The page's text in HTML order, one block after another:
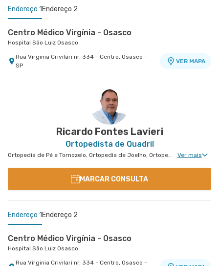
Endereço 1 Endereço 2
Centro Médico Virgínia - Osasco
Hospital São Luiz Osasco
Rua Virginia Crivilari nr. 334 - Centro, Osasco -
SP
VER MAPA
Rua Carlos Maria Auricchio nr. 70 - Jardim
Aquarius, Sao Jose Dos Campos - SP
Ricardo Fontes Lavieri
Ortopedista de Quadril
Ortopedia de Pé e Tornozelo, Ortopedia de Joelho, Ortopedia Geral, Ortopedia Tratamento de Mieloma Múltiplo, Cirurgia de Punho, Ortopedia Oncológica, Ortopedia de Punho, Ortopedia de Cotovelo, Cirurgia de Cotovelo, Cirurgia de Quadril, Cirurgia de Pé e Tornozelo Ver mais
MARCAR CONSULTA
Endereço 1 Endereço 2
Centro Médico Virgínia - Osasco
Hospital São Luiz Osasco
Rua Virginia Crivilari nr. 334 - Centro, Osasco -